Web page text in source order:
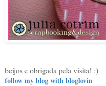
beijos e obrigada pela visita! :)
follow my blog with bloglovin